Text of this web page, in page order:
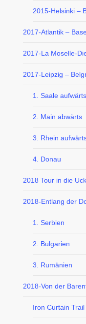
2015-Helsinki –
2017-Atlantik –
2017-La Moselle-
2017-Leipzig –
1. Saale aufwärts
2. Main abwärts
3. Rhein
4. Donau
2018 Tour in die
2018-Entlang der
1. Serbien
2. Bulgarien
3. Rumänien
2018-Von der
Iron Curtain Trail